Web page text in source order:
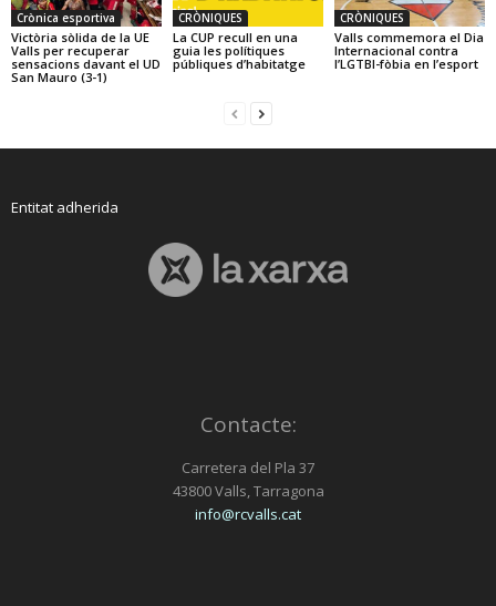
Crònica esportiva
Victòria sòlida de la UE
Valls per recuperar
sensacions davant el UD
San Mauro (3-1)
CRÒNIQUES
La CUP recull en una
guia les polítiques
públiques d’habitatge
CRÒNIQUES
Valls commemora el Dia
Internacional contra
l’LGTBI-fòbia en l’esport
Entitat adherida
Contacte:
Carretera del Pla 37
43800 Valls, Tarragona
info@rcvalls.cat